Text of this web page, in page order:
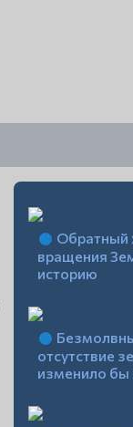
Обратный
вращения
историю
отсутствие
изменило бы